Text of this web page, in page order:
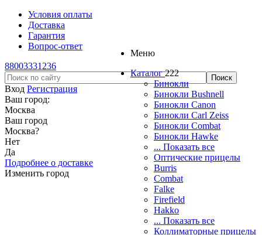
Условия оплаты
Доставка
Гарантия
Вопрос-ответ
88003331236
Вход Регистрация
Ваш город:
Москва
Ваш город
Москва?
Нет
Да
Подробнее о доставке
Изменить город
Меню
Каталог 222
Бинокли
Бинокли Bushnell
Бинокли Canon
Бинокли Carl Zeiss
Бинокли Combat
Бинокли Hawke
... Показать все
Оптические прицелы
Burris
Combat
Falke
Firefield
Hakko
... Показать все
Коллиматорные прицелы